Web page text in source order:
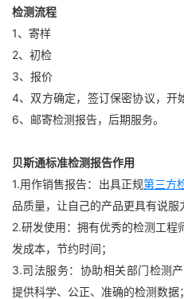
检测流程
1、寄样
2、初检
3、报价
4、双方确定，签订保密协议，
6、邮寄检测报告，后期服务。
贝斯通标准检测报告作用
1.用作销售报告：出具正规第三方
品质量，让自己的产品更具有说服
2.研发使用：拥有优秀的检测工程
发成本，节约时间；
3.司法服务：协助相关部门检测
提供科学、公正、准确的检测数据；